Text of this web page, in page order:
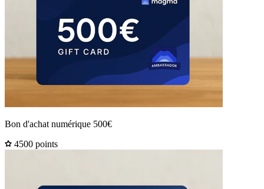
Bon d'achat numérique 500€
4500 points